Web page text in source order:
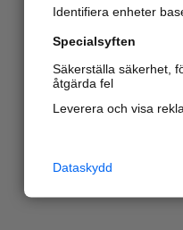
Identifiera enheter
Specialsyften
Säkerställa säkerhet,
åtgärda fel
Leverera och visa
Dataskydd